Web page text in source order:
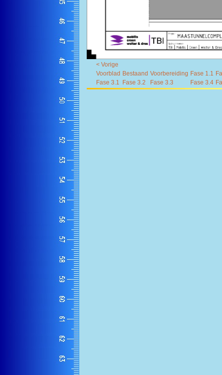
< Vorige
Voorblad Bestaand Voorbereiding Fase 1.1
Fase 3.1
Fase 3.2 Fase 3.3 Fase 3.4